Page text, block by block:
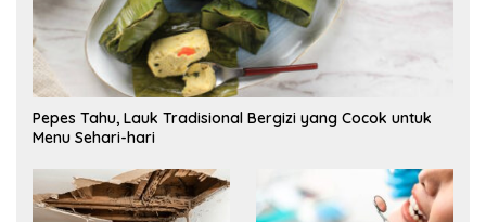
Pepes Tahu, Lauk Tradisional Bergizi yang Cocok untuk
Menu Sehari-hari